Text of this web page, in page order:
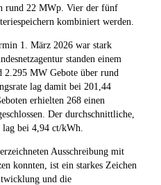
rund 22 MWp. Vier der fünf
kombiniert werden.
1. März 2026 war stark
standen einem
2.295 MW Gebote über rund
lag damit bei 201,44
erhielten 268 einen
Der durchschnittliche,
bei 4,94 ct/kWh.
Ausschreibung mit
konnten, ist ein starkes Zeichen
und die